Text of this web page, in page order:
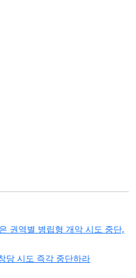
권역별 병립형 개악 시도 중단,
당 시도 즉각 중단하라